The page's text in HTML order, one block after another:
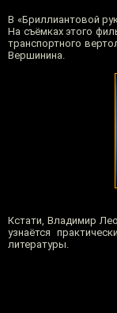
В «Бриллиантовой
На съёмках этого
транспортного
Вершинина.
Кстати, Владимир
узнаётся
литературы.